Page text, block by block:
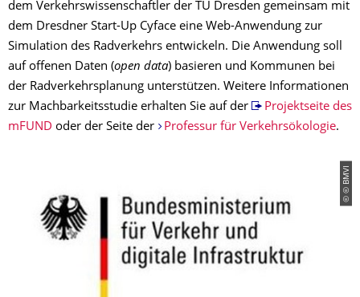
dem Verkehrswissenschaftler der TU Dresden gemeinsam mit
dem Dresdner Start-Up Cyface eine Web-Anwendung zur
Simulation des Radverkehrs entwickeln. Die Anwendung soll
auf offenen Daten (open data) basieren und Kommunen bei
der Radverkehrsplanung unterstützen. Weitere Informationen
zur Machbarkeitsstudie erhalten Sie auf der
Projektseite des
mFUND oder der Seite der Professur für Verkehrsökologie.
© © BMVI